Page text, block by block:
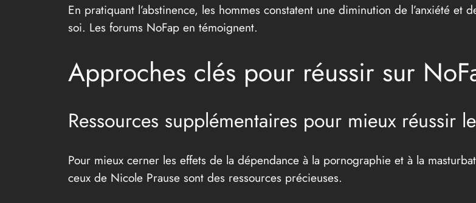
En pratiquant l’abstinence, les hommes constatent une diminution de l’anxiété et
soi. Les forums NoFap en témoignent.
Approches clés pour réussir sur
Ressources supplémentaires pour mieux réussir
Pour mieux cerner les effets de la dépendance à la pornographie et à la
ceux de Nicole Prause sont des ressources précieuses.